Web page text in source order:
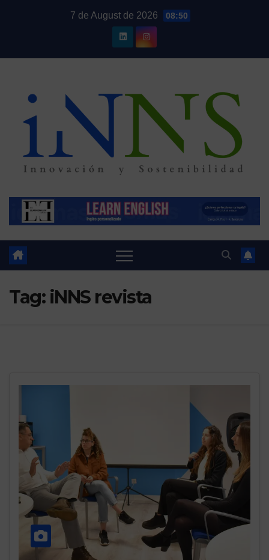
7 de August de 2026 08:50
Tag: iNNS revista